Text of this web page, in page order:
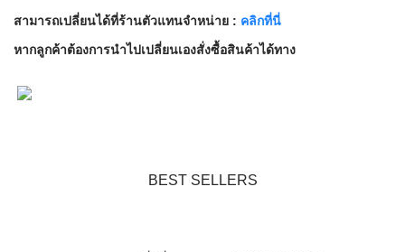
สามารถเปลี่ยนได้ที่ร้านตัวแทนจำหน่าย : คลิกที่นี่
หากลูกค้าต้องการนำไปเปลี่ยนเองสั่งซื้อสินค้าได้ทาง
BEST SELLERS